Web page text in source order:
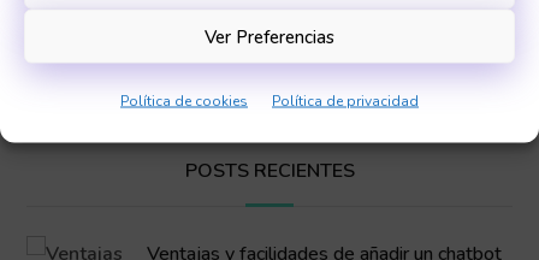
Ver Preferencias
Política de cookies Política de privacidad
POSTS RECIENTES
Ventajas y facilidades de añadir un chatbot